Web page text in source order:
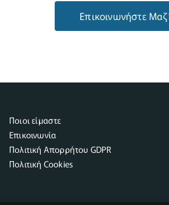
Επικοινωνήστε
Ποιοι είμαστε
Επικοινωνία
Πολιτική Απορρήτου GDPR
Πολιτική Cookies